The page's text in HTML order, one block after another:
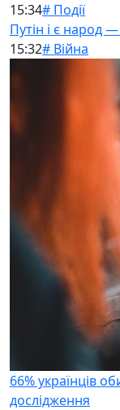
15:34# Події
Путін і є народ
15:32# Війна
66% українців
дослідження